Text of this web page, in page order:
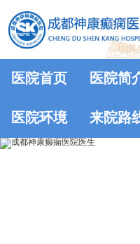
医院首页 医院简
医院环境 来院路